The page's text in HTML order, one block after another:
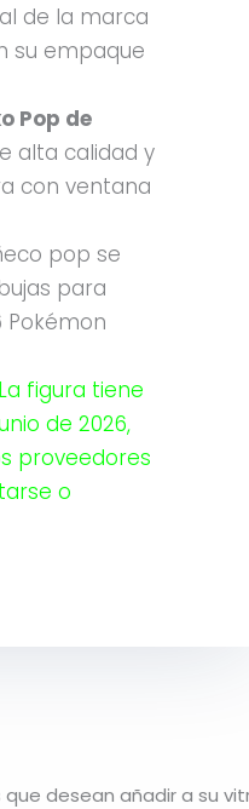
de la marca
su empaque
Pop de
alta calidad y
con ventana
pop se
para
Pokémon
La figura tiene
de 2026,
proveedores
o
desean añadir a su